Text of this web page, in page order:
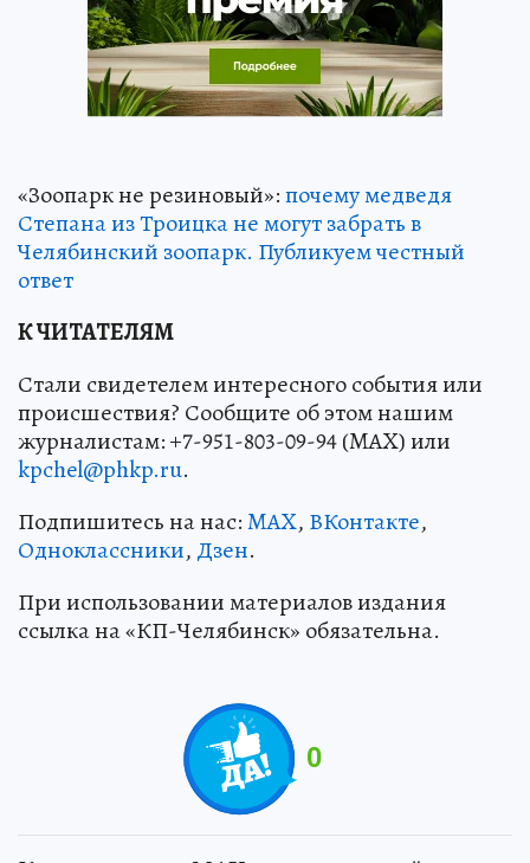
«Зоопарк не резиновый»:почему медведя
Степана из Троицка не могут забрать в
Челябинский зоопарк. Публикуем честный
ответ
К ЧИТАТЕЛЯМ
Стали свидетелем интересного события или
происшествия? Сообщите об этом нашим
журналистам: +7-951-803-09-94 (MAX) или
kpchel@phkp.ru.
Подпишитесь на нас:MAX, ВКонтакте,
Одноклассники, Дзен.
При использовании материалов издания
ссылка на «КП-Челябинск» обязательна.
0